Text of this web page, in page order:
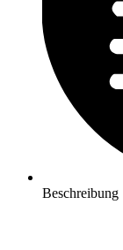
Beschreibung